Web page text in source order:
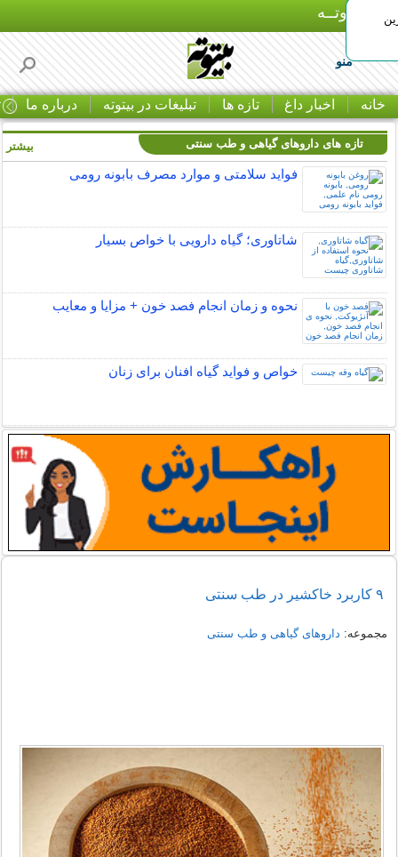
بـیتوتــه
منو
خانه اخبار داغ تازه ها تبلیغات در بیتوته درباره ما
تازه های داروهای گیاهی و طب سنتی
فواید سلامتی و موارد مصرف بابونه رومی
شاتاوری؛ گیاه دارویی با خواص بسیار
نحوه و زمان انجام فصد خون + مزایا و معایب
خواص و فواید گیاه افنان برای زنان
بیشتر
٩ کاربرد خاکشیر در طب سنتی
مجموعه: داروهای گیاهی و طب سنتی